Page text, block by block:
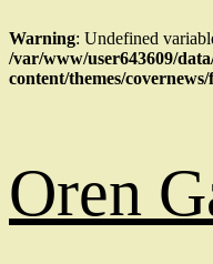
Warning: Undefined
/var/www/user643609/
content/themes/
к
содержимому
Oren